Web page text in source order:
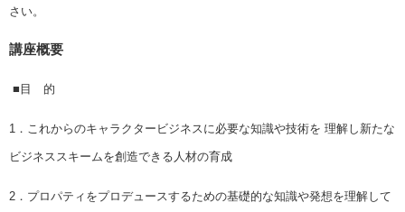
さい。
講座概要
■目 的
1．これからのキャラクタービジネスに必要な知識や技術を 理解し新たな
ビジネススキームを創造できる人材の育成
2．プロパティをプロデュースするための基礎的な知識や発想を理解して